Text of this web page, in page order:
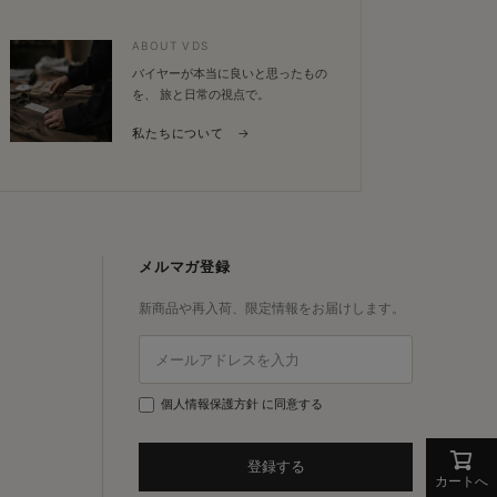
カートへ
ABOUT VDS
バイヤーが本当に良いと思ったもの
を、 旅と日常の視点で。
私たちについて →
メルマガ登録
新商品や再入荷、限定情報をお届けします。
個人情報保護方針 に同意する
登録する